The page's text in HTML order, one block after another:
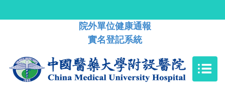
院外單位健康通報
實名登記系統